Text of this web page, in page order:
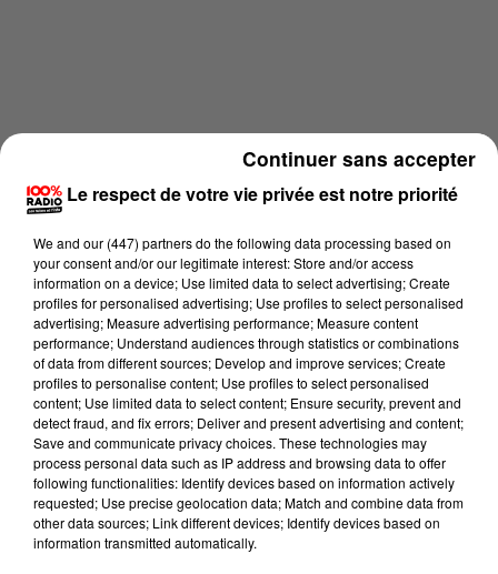
Lecture (1 min 14 sec)
100%
100% Radio l'agenda du Comminges
Le respect de votre vie privée est notre priorité
We and our (447) partnersdo the following data processing based on
your consent and/or our legitimate interest: Store and/or access
information on a device; Use limited data to select advertising; Create
profiles for personalised advertising; Use profiles to select personalised
advertising; Measure advertising performance; Measure content
performance; Understand audiences through statistics or combinations
of data from different sources; Develop and improve services; Create
profiles to personalise content; Use profiles to select personalised
content; Use limited data to select content; Ensure security, prevent and
detect fraud, and fix errors; Deliver and present advertising and content;
Save and communicate privacy choices. These technologies may
process personal data such as IP address and browsing data to offer
following functionalities: Identify devices based on information actively
requested; Use precise geolocation data; Match and combine data from
other data sources; Link different devices; Identify devices based on
information transmitted automatically.
Continuer sans accepter